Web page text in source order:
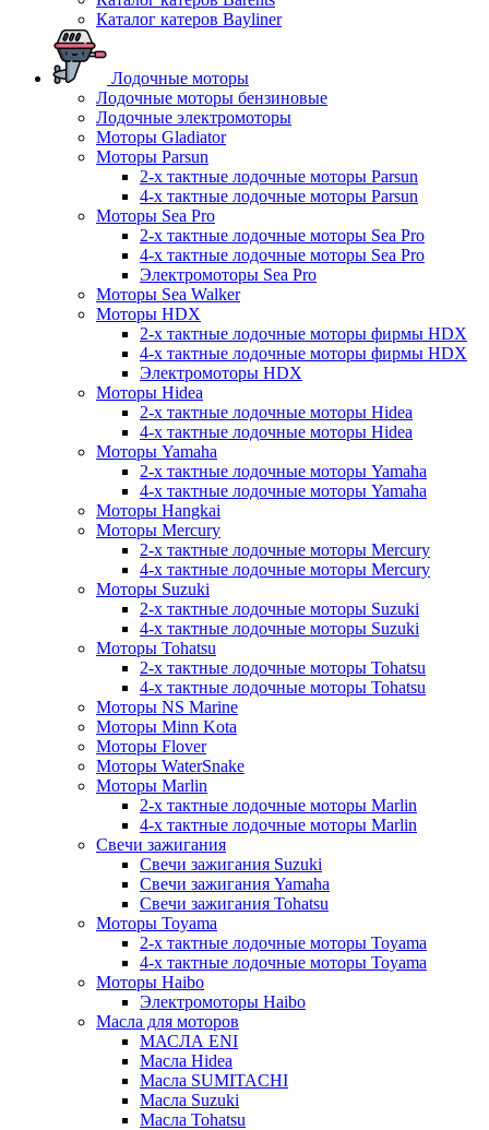
Каталог катеров Bayliner
Лодочные моторы
Лодочные моторы бензиновые
Лодочные электромоторы
Моторы Gladiator
Моторы Parsun
2-х тактные лодочные моторы Parsun
4-х тактные лодочные моторы Parsun
Моторы Sea Pro
2-х тактные лодочные моторы Sea Pro
4-х тактные лодочные моторы Sea Pro
Электромоторы Sea Pro
Моторы Sea Walker
Моторы HDX
2-х тактные лодочные моторы фирмы HDX
4-х тактные лодочные моторы фирмы HDX
Электромоторы HDX
Моторы Hidea
2-х тактные лодочные моторы Hidea
4-х тактные лодочные моторы Hidea
Моторы Yamaha
2-х тактные лодочные моторы Yamaha
4-х тактные лодочные моторы Yamaha
Моторы Hangkai
Моторы Mercury
2-х тактные лодочные моторы Mercury
4-х тактные лодочные моторы Mercury
Моторы Suzuki
2-х тактные лодочные моторы Suzuki
4-х тактные лодочные моторы Suzuki
Моторы Tohatsu
2-х тактные лодочные моторы Tohatsu
4-х тактные лодочные моторы Tohatsu
Моторы NS Marine
Моторы Minn Kota
Моторы Flover
Моторы WaterSnake
Моторы Marlin
2-х тактные лодочные моторы Marlin
4-х тактные лодочные моторы Marlin
Свечи зажигания
Свечи зажигания Suzuki
Свечи зажигания Yamaha
Свечи зажигания Tohatsu
Моторы Toyama
2-х тактные лодочные моторы Toyama
4-х тактные лодочные моторы Toyama
Моторы Haibo
Электромоторы Haibo
Масла для моторов
МАСЛА ENI
Масла Hidea
Масла SUMITACHI
Масла Suzuki
Масла Tohatsu